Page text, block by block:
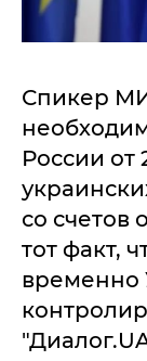
Спикер
России от
со счетов
тот факт,
временно